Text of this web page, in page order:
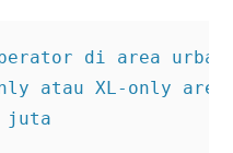
di area urban
atau XL-only area
juta